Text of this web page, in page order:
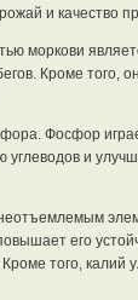
и качество
моркови
Кроме того,
Фосфор
и
его
того, калий